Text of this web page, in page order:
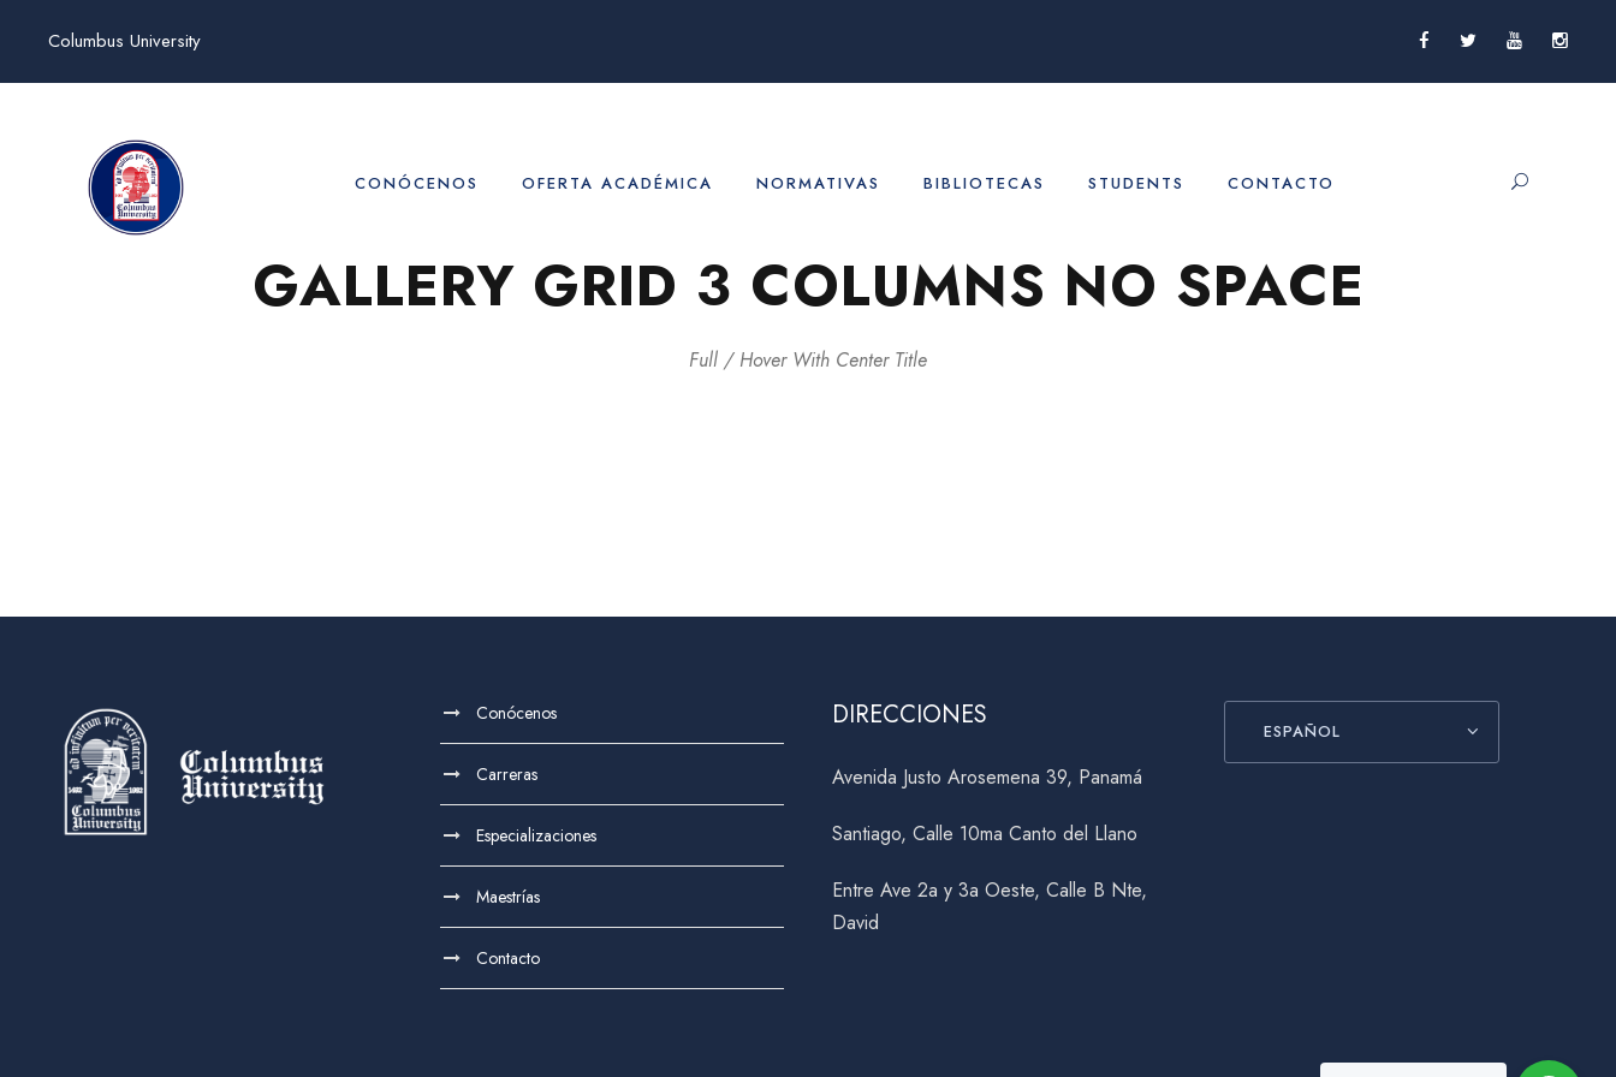
Columbus University
CONÓCENOS OFERTA ACADÉMICA NORMATIVAS BIBLIOTECAS STUDENTS CONTACTO
GALLERY GRID 3 COLUMNS NO SPACE
Full / Hover With Center Title
Conócenos
Carreras
Especializaciones
Maestrías
Contacto
DIRECCIONES
Avenida Justo Arosemena 39, Panamá
Santiago, Calle 10ma Canto del Llano
Entre Ave 2a y 3a Oeste, Calle B Nte,
David
ESPAÑOL